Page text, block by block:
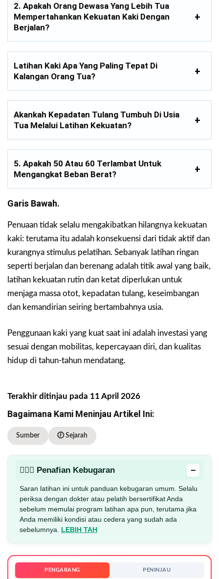
2. Apakah Orang Dewasa Yang Lebih Tua
Mempertahankan Kekuatan Kaki Dengan
Berjalan?
Latihan Kaki Apa Yang Paling Tepat Di
Kalangan Orang Tua?
Akankah Kepadatan Tulang Tumbuh Di Usia
Tua Melalui Latihan Kekuatan?
5. Apakah 50 Atau 60 Terlambat Untuk
Mengangkat Beban Berat?
Garis Bawah.
Penuaan tidak selalu mengakibatkan hilangnya kekuatan
kaki: terutama itu adalah konsekuensi dari tidak aktif dan
kurangnya stimulus pelatihan. Sebanyak latihan ringan
seperti berjalan dan berenang adalah titik awal yang baik,
latihan kekuatan rutin dan ketat diperlukan untuk
menjaga massa otot, kepadatan tulang, keseimbangan
dan kemandirian seiring bertambahnya usia.
Penggunaan kaki yang kuat saat ini adalah investasi yang
sesuai dengan mobilitas, kepercayaan diri, dan kualitas
hidup di tahun-tahun mendatang.
Terakhir ditinjau pada 11 April 2026
Bagaimana Kami Meninjau Artikel Ini:
Sumber 🕖 Sejarah
🏋🏻‍♂️ Penafian Kebugaran −
Saran latihan ini untuk panduan kebugaran umum. Selalu
periksa dengan dokter atau pelatih bersertifikat Anda
sebelum memulai program latihan apa pun, terutama jika
Anda memiliki kondisi atau cedera yang sudah ada
sebelumnya. LEBIH TAH
PENGARANG PENINJAU